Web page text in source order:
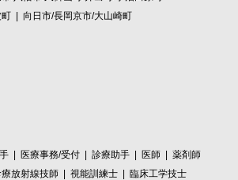
向日市/長岡京市/大山崎町
医療事務/受付 診療助手 医師
薬剤師
放射線技師 視能訓練士
臨床工学技士